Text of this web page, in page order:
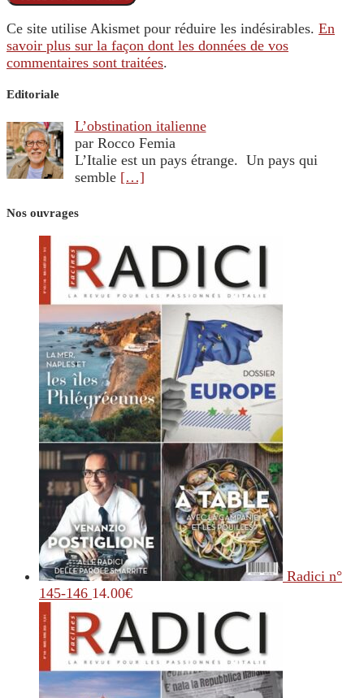
Ce site utilise Akismet pour réduire les indésirables. En
savoir plus sur la façon dont les données de vos
commentaires sont traitées.
Editoriale
L’obstination italienne
par Rocco Femia
L’Italie est un pays étrange. Un pays qui
semble […]
Nos ouvrages
Radici n°
145-146 14.00€